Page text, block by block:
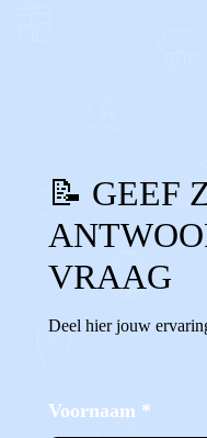
📝 GEEF
VRAAG
Deel hier jouw
Voornaam *